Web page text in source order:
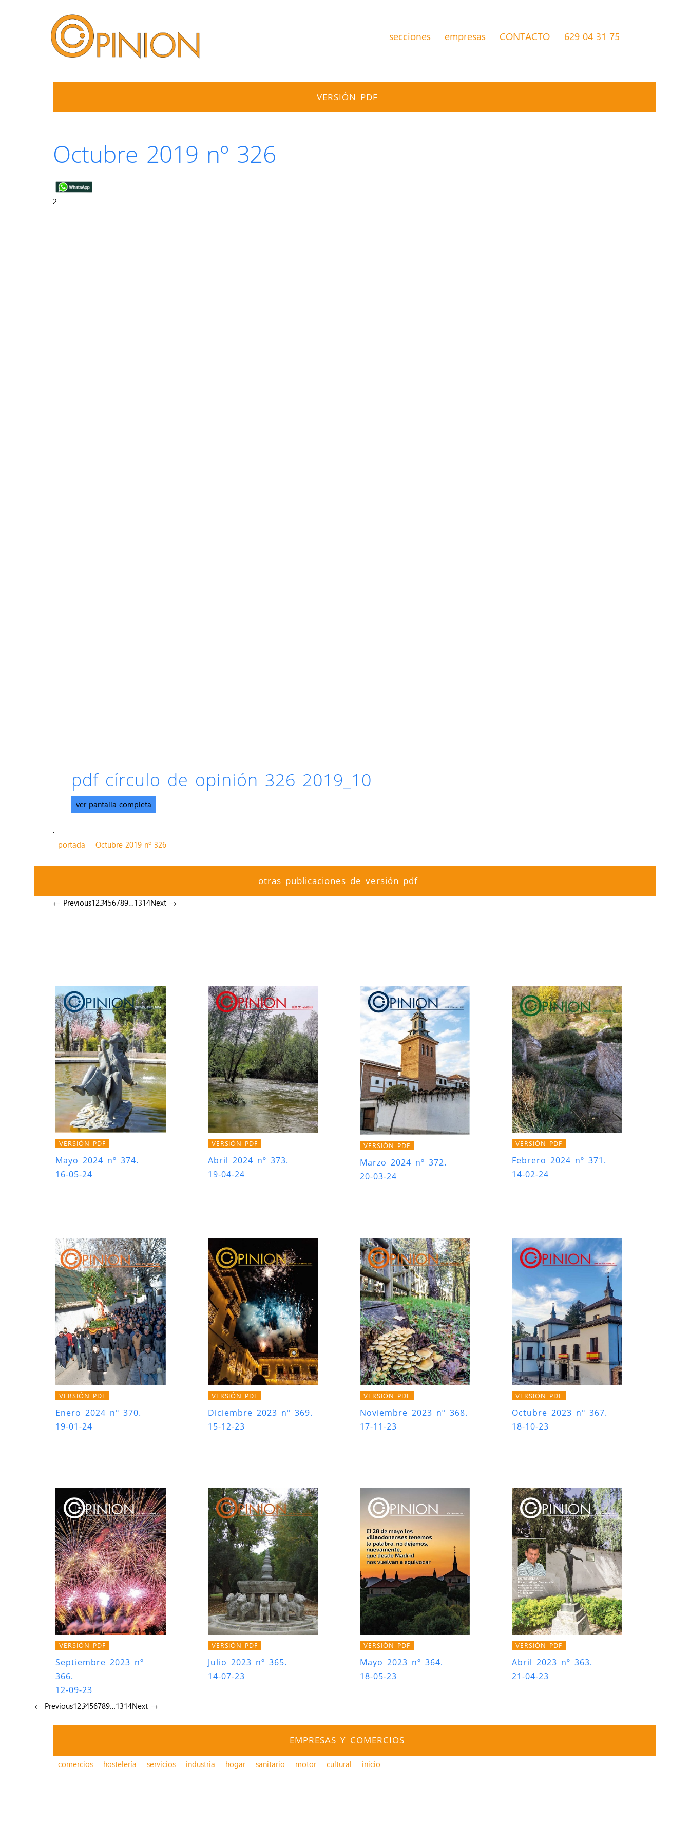
secciones empresas CONTACTO 629 04 31 75
VERSIÓN PDF
Octubre 2019 nº 326
2
pdf círculo de opinión 326 2019_10
ver pantalla completa
.
portada
Octubre 2019 nº 326
otras publicaciones de versión pdf
← Previous123456789…1314Next →
VERSIÓN PDF
Mayo 2024 nº 374.
16-05-24
VERSIÓN PDF
Abril 2024 nº 373.
19-04-24
VERSIÓN PDF
Marzo 2024 nº 372.
20-03-24
VERSIÓN PDF
Febrero 2024 nº 371.
14-02-24
VERSIÓN PDF
Enero 2024 nº 370.
19-01-24
VERSIÓN PDF
Diciembre 2023 nº 369.
15-12-23
VERSIÓN PDF
Noviembre 2023 nº 368.
17-11-23
VERSIÓN PDF
Octubre 2023 nº 367.
18-10-23
VERSIÓN PDF
Septiembre 2023 nº
366.
12-09-23
VERSIÓN PDF
Julio 2023 nº 365.
14-07-23
VERSIÓN PDF
Mayo 2023 nº 364.
18-05-23
VERSIÓN PDF
Abril 2023 nº 363.
21-04-23
← Previous123456789…1314Next →
EMPRESAS Y COMERCIOS
comercios hostelería servicios industria hogar sanitario motor cultural inicio